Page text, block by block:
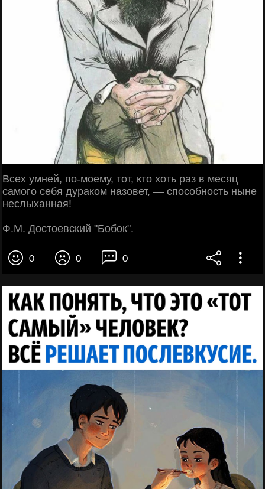
Всех умней, по-моему, тот, кто хоть раз в месяц
самого себя дураком назовет, — способность ныне
неслыханная!
Ф.М. Достоевский "Бобок".
0 0 0